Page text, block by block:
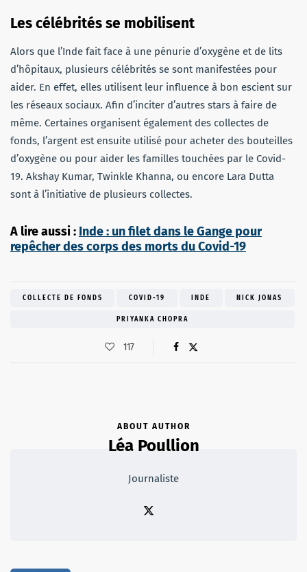
Les célébrités se mobilisent
Alors que l’Inde fait face à une pénurie d’oxygène et de lits
d’hôpitaux, plusieurs célébrités se sont manifestées pour
aider. En effet, elles utilisent leur influence à bon escient sur
les réseaux sociaux. Afin d’inciter d’autres stars à faire de
même. Certaines organisent également des collectes de
fonds, l’argent est ensuite utilisé pour acheter des bouteilles
d’oxygène ou pour aider les familles touchées par le Covid-
19. Akshay Kumar, Twinkle Khanna, ou encore Lara Dutta
sont à l’initiative de plusieurs collectes.
A lire aussi : Inde : un filet dans le Gange pour
repêcher des corps des morts du Covid-19
COLLECTE DE FONDS COVID-19 INDE NICK JONAS
PRIYANKA CHOPRA
117
ABOUT AUTHOR
Léa Poullion
Journaliste